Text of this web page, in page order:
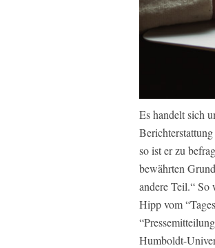
Es handelt sich
so ist er zu
bewährten
andere Teil.“
Hipp vom
Humboldt-